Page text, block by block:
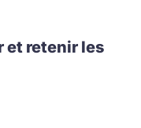
et retenir les